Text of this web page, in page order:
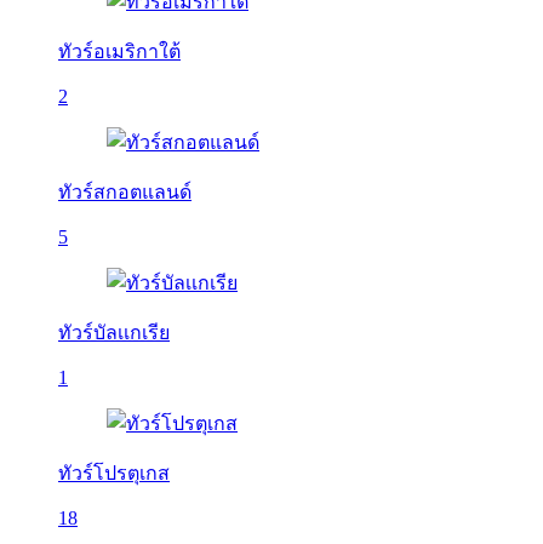
ทัวร์อเมริกาใต้
2
ทัวร์สกอตแลนด์
5
ทัวร์บัลเเกเรีย
1
ทัวร์โปรตุเกส
18